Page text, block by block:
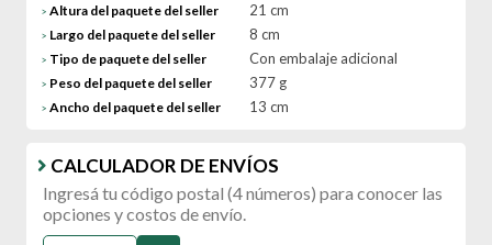
> Altura del paquete del seller 21 cm
> Largo del paquete del seller 8 cm
> Tipo de paquete del seller Con embalaje adicional
> Peso del paquete del seller 377 g
> Ancho del paquete del seller 13 cm
CALCULADOR DE ENVÍOS
Ingresá tu código postal (4 números) para conocer las
opciones y costos de envío.